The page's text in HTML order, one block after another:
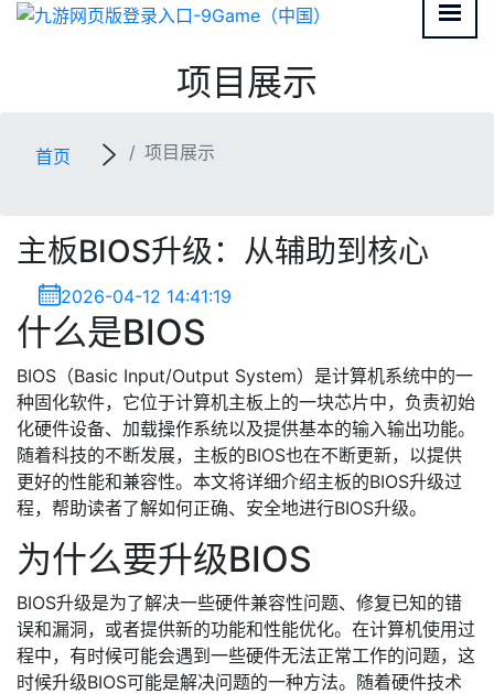
项目展示
首页 项目展示
主板BIOS升级：从辅助到核心
2026-04-12 14:41:19
什么是BIOS
BIOS（Basic Input/Output System）是计算机系统中的一
种固化软件，它位于计算机主板上的一块芯片中，负责初始
化硬件设备、加载操作系统以及提供基本的输入输出功能。
随着科技的不断发展，主板的BIOS也在不断更新，以提供
更好的性能和兼容性。本文将详细介绍主板的BIOS升级过
程，帮助读者了解如何正确、安全地进行BIOS升级。
为什么要升级BIOS
BIOS升级是为了解决一些硬件兼容性问题、修复已知的错
误和漏洞，或者提供新的功能和性能优化。在计算机使用过
程中，有时候可能会遇到一些硬件无法正常工作的问题，这
时候升级BIOS可能是解决问题的一种方法。随着硬件技术